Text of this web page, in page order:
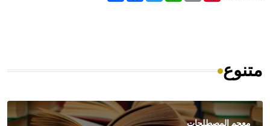
متنوع
معجم المصطلحات